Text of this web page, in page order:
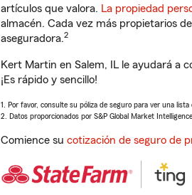
artículos que valora. La propiedad
almacén. Cada vez más propietarios
aseguradora.2
Kert Martin en Salem, IL le ayudará a
¡Es rápido y sencillo!
1. Por favor, consulte su póliza de seguro para ver una
2. Datos proporcionados por S&P Global Market
Comience su cotización de seguro de